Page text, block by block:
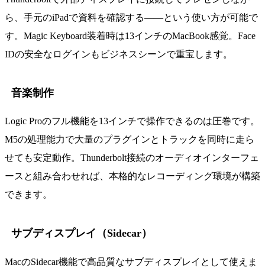
ら、手元のiPadで資料を確認する——という使い方が可能で
す。Magic Keyboard装着時は13インチのMacBook感覚。Face
IDの安全なログインもビジネスシーンで重宝します。
音楽制作
Logic Proのフル機能を13インチで操作できるのは圧巻です。
M5の処理能力で大量のプラグインとトラックを同時に走ら
せても安定動作。Thunderbolt接続のオーディオインターフェ
ースと組み合わせれば、本格的なレコーディング環境が構築
できます。
サブディスプレイ（Sidecar）
MacのSidecar機能で高品質なサブディスプレイとして使えま